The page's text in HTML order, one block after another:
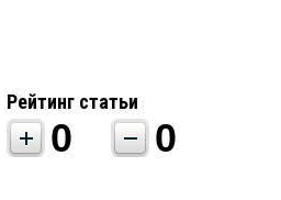
Рейтинг статьи
0 0